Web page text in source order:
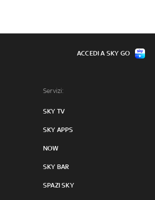
Servizi:
SKY TV
SKY APPS
NOW
SKY BAR
SPAZI SKY
ACCEDI A SKY GO